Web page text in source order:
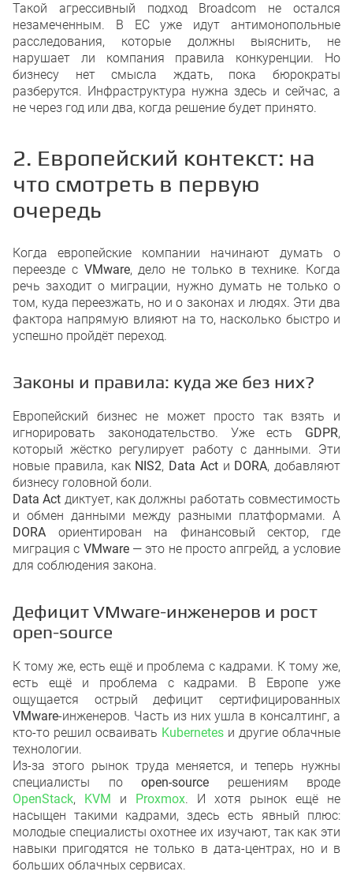
Такой агрессивный подход Broadcom не остался
незамеченным. В ЕС уже идут антимонопольные
расследования, которые должны выяснить, не
нарушает ли компания правила конкуренции. Но
бизнесу нет смысла ждать, пока бюрократы
разберутся. Инфраструктура нужна здесь и сейчас, а
не через год или два, когда решение будет принято.
2. Европейский контекст: на
что смотреть в первую
очередь
Когда европейские компании начинают думать о
переезде с VMware, дело не только в технике. Когда
речь заходит о миграции, нужно думать не только о
том, куда переезжать, но и о законах и людях. Эти два
фактора напрямую влияют на то, насколько быстро и
успешно пройдёт переход.
Законы и правила: куда же без них?
Европейский бизнес не может просто так взять и
игнорировать законодательство. Уже есть GDPR,
который жёстко регулирует работу с данными. Эти
новые правила, как NIS2, Data Actи DORA, добавляют
бизнесу головной боли.
Data Act диктует, как должны работать совместимость
и обмен данными между разными платформами. А
DORA ориентирован на финансовый сектор, где
миграция с VMware— это не просто апгрейд, а условие
для соблюдения закона.
Дефицит VMware-инженеров и рост
open-source
К тому же, есть ещё и проблема с кадрами. К тому же,
есть ещё и проблема с кадрами. В Европе уже
ощущается острый дефицит сертифицированных
VMware-инженеров. Часть из них ушла в консалтинг, а
кто-то решил осваивать Kubernetes и другие облачные
технологии.
Из-за этого рынок труда меняется, и теперь нужны
специалисты по open-source решениям вроде
OpenStack, KVM и Proxmox. И хотя рынок ещё не
насыщен такими кадрами, здесь есть явный плюс:
молодые специалисты охотнее их изучают, так как эти
навыки пригодятся не только в дата-центрах, но и в
больших облачных сервисах.